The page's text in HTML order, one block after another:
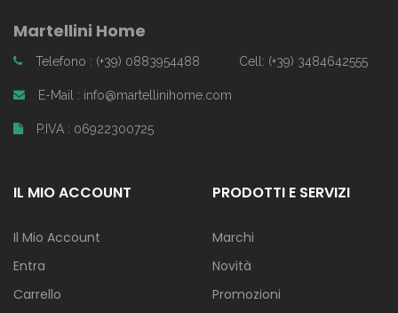
Martellini Home
Telefono : (+39) 0883954488 Cell: (+39) 3484642555
E-Mail : info@martellinihome.com
P.IVA : 06922300725
IL MIO ACCOUNT
Il Mio Account
Entra
Carrello
PRODOTTI E SERVIZI
Marchi
Novità
Promozioni